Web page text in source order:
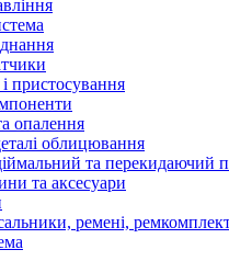
пристосування
опалення
облицювання
та перекидаючий
та аксесуари
ремені,